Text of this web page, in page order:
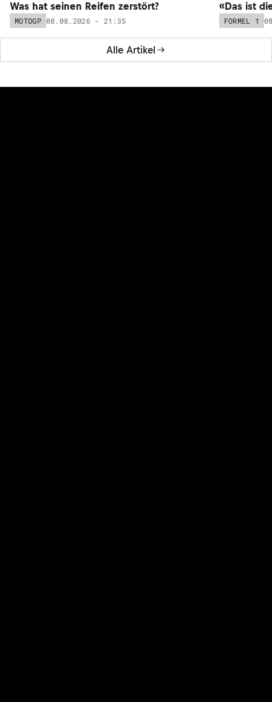
Alle Artikel
Was hat seinen Reifen zerstört?
MOTOGP 08.08.2026 - 21:35
«Das ist
FORMEL 1